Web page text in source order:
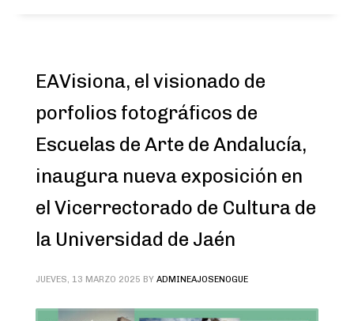
EAVisiona, el visionado de
porfolios fotográficos de
Escuelas de Arte de Andalucía,
inaugura nueva exposición en
el Vicerrectorado de Cultura de
la Universidad de Jaén
JUEVES, 13 MARZO 2025 BY ADMINEAJOSENOGUE